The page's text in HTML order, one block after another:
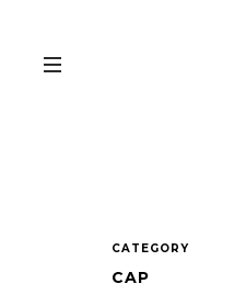
CATEGORY
CAP